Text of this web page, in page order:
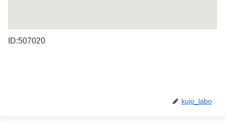
ID:507020
kujo_labo